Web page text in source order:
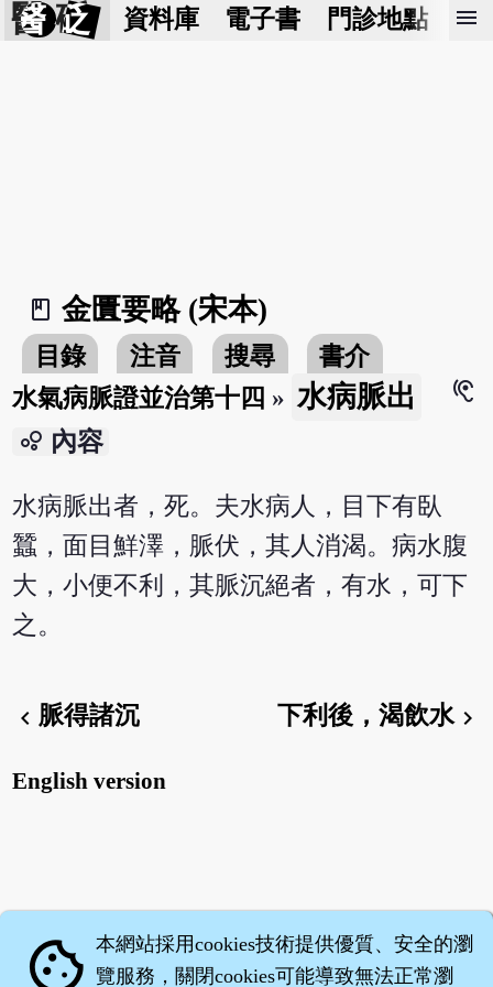
醫 砭 資料庫 電子書 門診地點 預
menu
book_2
金匱要略 (宋本)
目錄 注音 搜尋
書介
水氣病脈證並治第十四 » 水病脈出
hearing
bubble_chart 內容
水病脈出者，死。夫水病人，目下有臥
蠶，面目鮮澤，脈伏，其人消渴。病水腹
大，小便不利，其脈沉絕者，有水，可下
之。
chevron_left脈得諸沉 下利後，渴飲水chevron_right
English version
cookie 本網站採用cookies技術提供優質、安全的瀏
覽服務，關閉cookies可能導致無法正常瀏